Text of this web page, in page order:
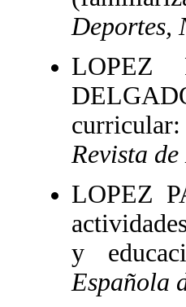
Deportes,
LOPEZ
Revista
LOPEZ
y
Española